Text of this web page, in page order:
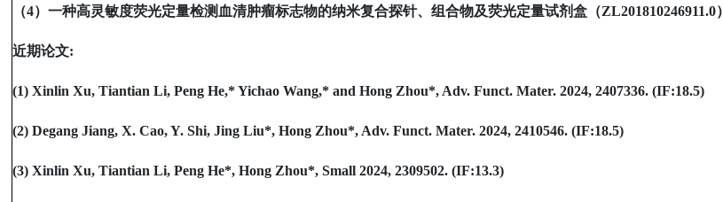
（4）一种高灵敏度荧光定量检测血清肿瘤标志物的纳米复合探针、组合物及荧光定量试剂盒（ZL201810246911.0）
近期论文:
(1) Xinlin Xu, Tiantian Li, Peng He,* Yichao Wang,* and Hong Zhou*, Adv. Funct. Mater. 2024, 2407336. (IF:18.5)
(2) Degang Jiang, X. Cao, Y. Shi, Jing Liu*, Hong Zhou*, Adv. Funct. Mater. 2024, 2410546. (IF:18.5)
(3) Xinlin Xu, Tiantian Li, Peng He*, Hong Zhou*, Small 2024, 2309502. (IF:13.3)